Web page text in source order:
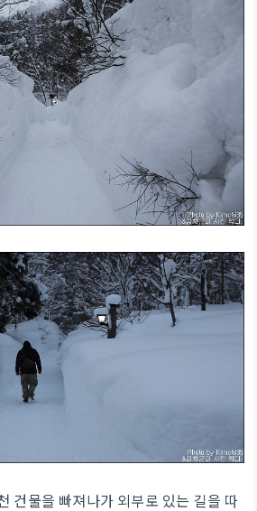
건물을 빠져나가 외부로 있는 길을 따